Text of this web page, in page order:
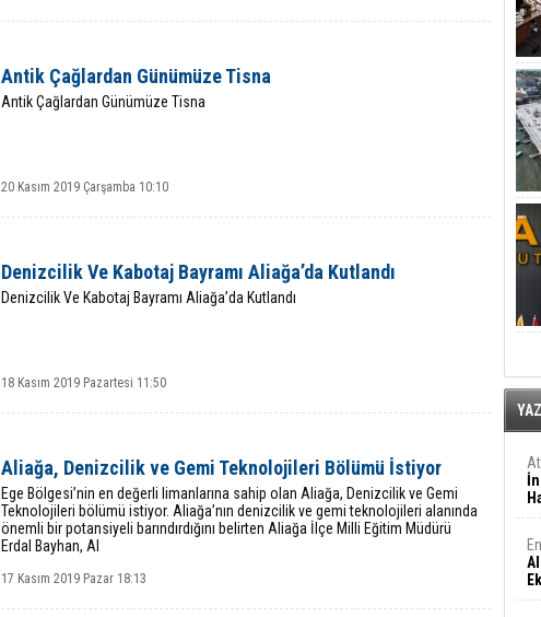
Antik Çağlardan Günümüze Tisna
Antik Çağlardan Günümüze Tisna
20 Kasım 2019 Çarşamba 10:10
Denizcilik Ve Kabotaj Bayramı Aliağa’da Kutlandı
Denizcilik Ve Kabotaj Bayramı Aliağa’da Kutlandı
18 Kasım 2019 Pazartesi 11:50
Aliağa, Denizcilik ve Gemi Teknolojileri Bölümü İstiyor
Ege Bölgesi’nin en değerli limanlarına sahip olan Aliağa, Denizcilik ve Gemi
Teknolojileri bölümü istiyor. Aliağa’nın denizcilik ve gemi teknolojileri alanında
önemli bir potansiyeli barındırdığını belirten Aliağa İlçe Milli Eğitim Müdürü
Erdal Bayhan, Al
17 Kasım 2019 Pazar 18:13